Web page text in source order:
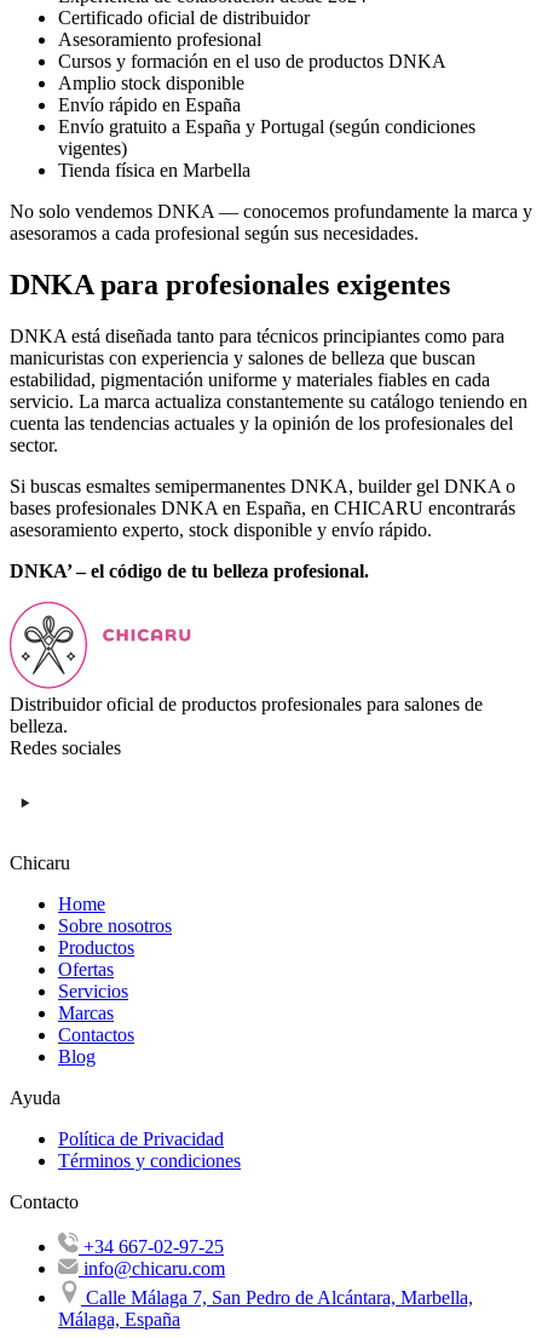
Certificado oficial de distribuidor
Asesoramiento profesional
Cursos y formación en el uso de productos DNKA
Amplio stock disponible
Envío rápido en España
Envío gratuito a España y Portugal (según condiciones
vigentes)
Tienda física en Marbella
No solo vendemos DNKA — conocemos profundamente la marca y
asesoramos a cada profesional según sus necesidades.
DNKA para profesionales exigentes
DNKA está diseñada tanto para técnicos principiantes como para
manicuristas con experiencia y salones de belleza que buscan
estabilidad, pigmentación uniforme y materiales fiables en cada
servicio. La marca actualiza constantemente su catálogo teniendo en
cuenta las tendencias actuales y la opinión de los profesionales del
sector.
Si buscas esmaltes semipermanentes DNKA, builder gel DNKA o
bases profesionales DNKA en España, en CHICARU encontrarás
asesoramiento experto, stock disponible y envío rápido.
DNKA’ – el código de tu belleza profesional.
Distribuidor oficial de productos profesionales para salones de
belleza.
Redes sociales
Chicaru
Home
Sobre nosotros
Productos
Ofertas
Servicios
Marcas
Contactos
Blog
Ayuda
Política de Privacidad
Términos y condiciones
Contacto
+34 667-02-97-25
info@chicaru.com
Calle Málaga 7, San Pedro de Alcántara, Marbella,
Málaga, España